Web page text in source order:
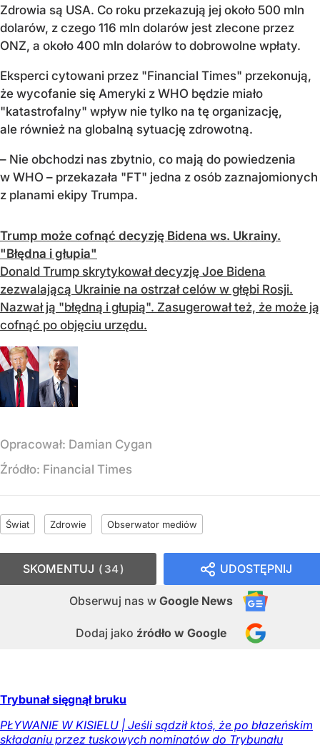
Zdrowia są USA. Co roku przekazują jej około 500 mln
dolarów, z czego 116 mln dolarów jest zlecone przez
ONZ, a około 400 mln dolarów to dobrowolne wpłaty.
Eksperci cytowani przez "Financial Times" przekonują,
że wycofanie się Ameryki z WHO będzie miało
"katastrofalny" wpływ nie tylko na tę organizację,
ale również na globalną sytuację zdrowotną.
– Nie obchodzi nas zbytnio, co mają do powiedzenia
w WHO – przekazała "FT" jedna z osób zaznajomionych
z planami ekipy Trumpa.
Trump może cofnąć decyzję Bidena ws. Ukrainy.
"Błędna i głupia"
Donald Trump skrytykował decyzję Joe Bidena
zezwalającą Ukrainie na ostrzał celów w głębi Rosji.
Nazwał ją "błędną i głupią". Zasugerował też, że może ją
cofnąć po objęciu urzędu.
Opracował: Damian Cygan
Źródło: Financial Times
Świat Zdrowie Obserwator mediów
UDOSTĘPNIJ
Obserwuj nas w Google News
Dodaj jako źródło w Google
SKOMENTUJ 34
Trybunał sięgnął bruku
PŁYWANIE W KISIELU | Jeśli sądził ktoś, że po błazeńskim
składaniu przez tuskowych nominatów do Trybunału